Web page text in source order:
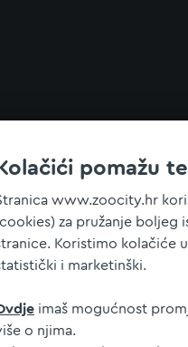
pomažu
www.zoocity.hr
za pružanje boljeg
Koristimo kolačiće
i marketinški.
imaš mogućnost
o njima.